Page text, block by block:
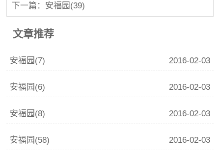
下一篇：安福园(39)
文章推荐
安福园(7) 2016-02-03
安福园(6) 2016-02-03
安福园(8) 2016-02-03
安福园(58) 2016-02-03